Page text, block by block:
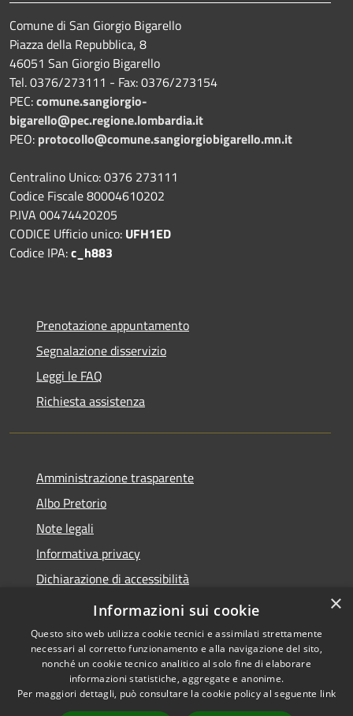
Comune di San Giorgio Bigarello
Piazza della Repubblica, 8
46051 San Giorgio Bigarello
Tel. 0376/273111 - Fax: 0376/273154
PEC:comune.sangiorgio-
bigarello@pec.regione.lombardia.it
PEO: protocollo@comune.sangiorgiobigarello.mn.it
Centralino Unico: 0376 273111
Codice Fiscale 80004610202
P.IVA 00474420205
CODICE Ufficio unico: UFH1ED
Codice IPA:c_h883
Prenotazione appuntamento
Segnalazione disservizio
Leggi le FAQ
Richiesta assistenza
Amministrazione trasparente
Albo Pretorio
Note legali
Informativa privacy
Dichiarazione di accessibilità
Obiettivi di accessibilità
Accessibilità
Copyright © 2026 • Comune di
San Giorgio Bigarello •
×
Informazioni sui cookie
Questo sito web utilizza cookie tecnici e assimilati strettamente
necessari al corretto funzionamento e alla navigazione del sito,
nonché un cookie tecnico analitico al solo fine di elaborare
informazioni statistiche, aggregate e anonime.
Per maggiori dettagli, può consultare la cookie policy al seguente link